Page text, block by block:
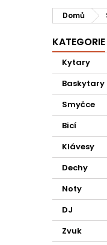
Domů
KATEGORIE
Kytary
Baskytary
Smyčce
Bicí
Klávesy
Dechy
Noty
DJ
Zvuk